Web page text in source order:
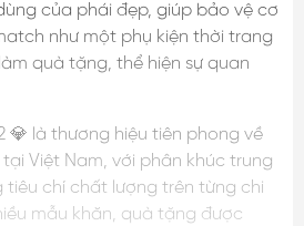
của phái đẹp, giúp bảo vệ cơ
như một phụ kiện thời trang
quà tặng, thể hiện sự quan
💎 là thương hiệu tiên phong về
Việt Nam, với phân khúc trung
chí chất lượng trên từng chi
mẫu khăn, quà tặng được